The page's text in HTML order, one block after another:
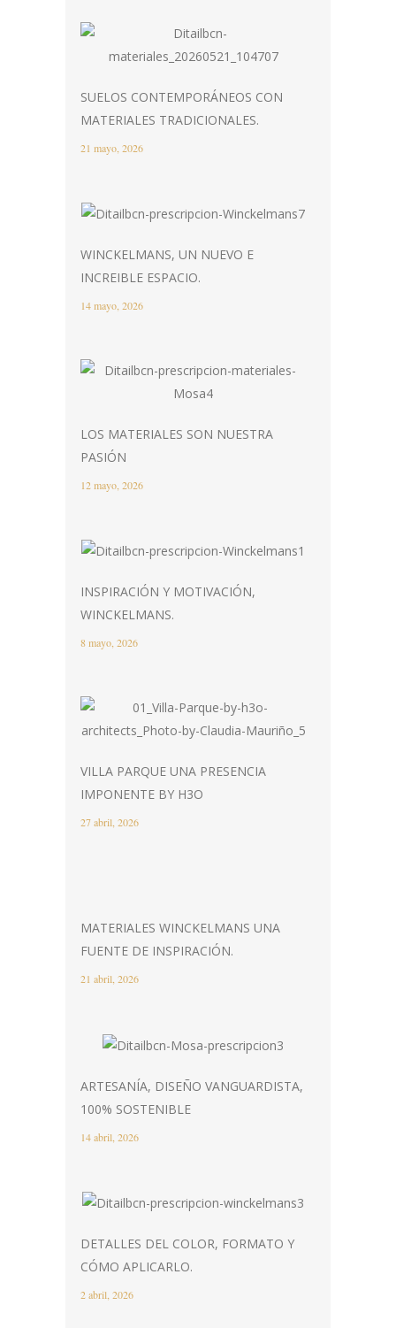
SUELOS CONTEMPORÁNEOS CON
MATERIALES TRADICIONALES.
21 mayo, 2026
WINCKELMANS, UN NUEVO E
INCREIBLE ESPACIO.
14 mayo, 2026
LOS MATERIALES SON NUESTRA
PASIÓN
12 mayo, 2026
INSPIRACIÓN Y MOTIVACIÓN,
WINCKELMANS.
8 mayo, 2026
VILLA PARQUE UNA PRESENCIA
IMPONENTE BY H3O
27 abril, 2026
MATERIALES WINCKELMANS UNA
FUENTE DE INSPIRACIÓN.
21 abril, 2026
ARTESANÍA, DISEÑO VANGUARDISTA,
100% SOSTENIBLE
14 abril, 2026
DETALLES DEL COLOR, FORMATO Y
CÓMO APLICARLO.
2 abril, 2026